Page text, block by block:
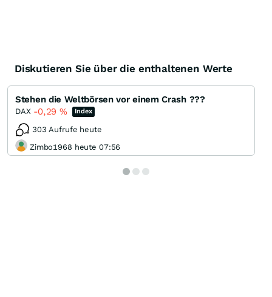
Diskutieren Sie über die enthaltenen Werte
Stehen die Weltbörsen vor einem Crash ???
DAX -0,29 % Index
303 Aufrufe heute
Zimbo1968 heute 07:56